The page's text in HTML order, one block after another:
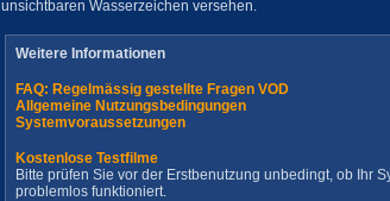
unsichtbaren Wasserzeichen versehen.
Weitere Informationen
FAQ: Regelmässig gestellte Fragen VOD
Allgemeine Nutzungsbedingungen
Systemvoraussetzungen
Kostenlose Testfilme
Bitte prüfen Sie vor der Erstbenutzung unbedingt, ob Ihr
problemlos funktioniert.